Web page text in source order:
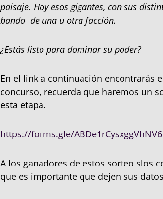
paisaje. Hoy esos gigantes, con sus
bando de una u otra facción.
¿Estás listo para dominar su poder?
En el link a continuación encontrarás
concurso, recuerda que haremos un
esta etapa.
https://forms.gle/ABDe1rCysxggVhNV6
A los ganadores de estos sorteo slos
que es importante que dejen sus